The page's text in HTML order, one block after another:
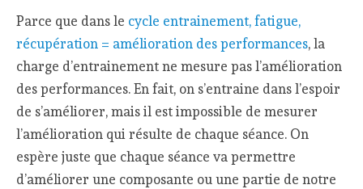
Parce que dans le cycle entrainement, fatigue,
récupération = amélioration des performances, la
charge d’entrainement ne mesure pas l’amélioration
des performances. En fait, on s’entraine dans l’espoir
de s’améliorer, mais il est impossible de mesurer
l’amélioration qui résulte de chaque séance. On
espère juste que chaque séance va permettre
d’améliorer une composante ou une partie de notre